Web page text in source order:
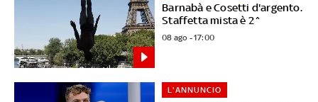
Barnabà e Cosetti d'argento.
Staffetta mista è 2^
08 ago - 17:00
L'ANNUNCIO